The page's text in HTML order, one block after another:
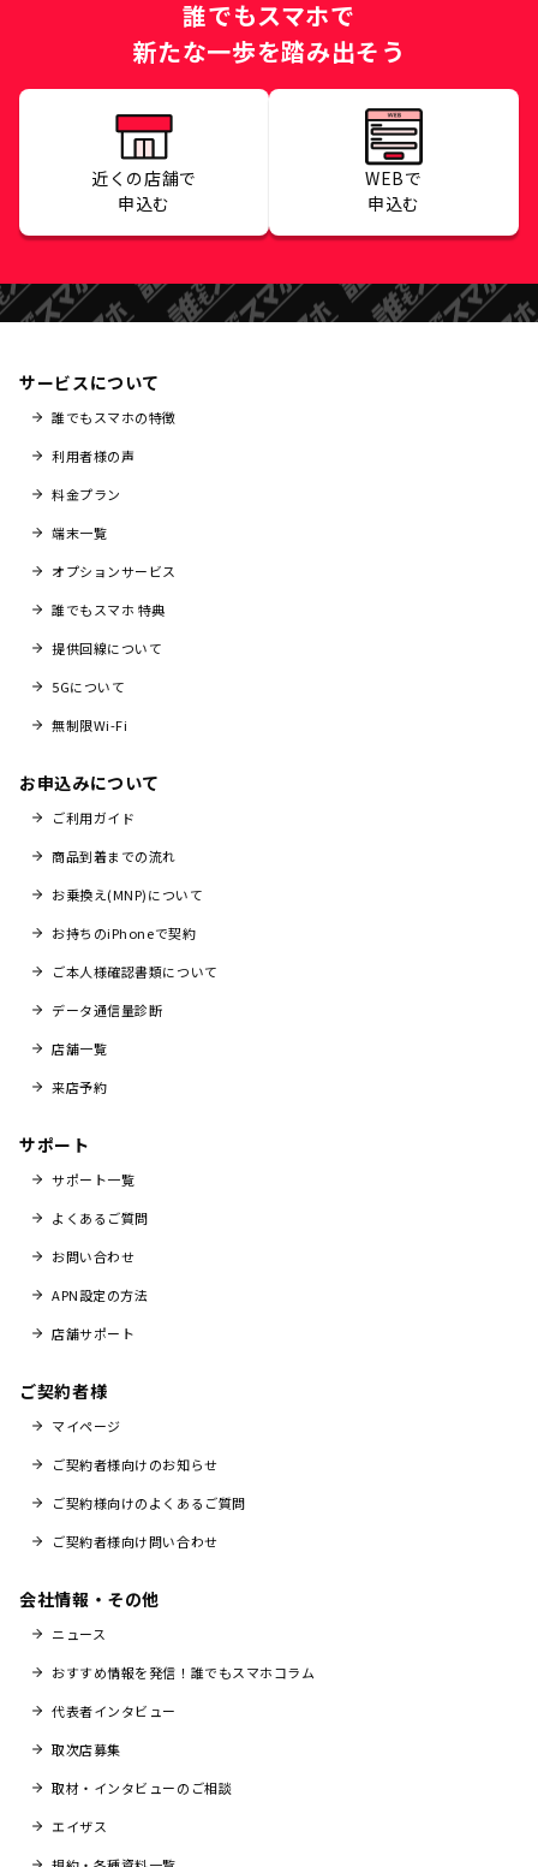
誰でもスマホで
新たな一歩を踏み出そう
近くの店舗で
申込む
WEBで
申込む
サービスについて
誰でもスマホの特徴
利用者様の声
料金プラン
端末一覧
オプションサービス
誰でもスマホ 特典
提供回線について
5Gについて
無制限Wi-Fi
お申込みについて
ご利用ガイド
商品到着までの流れ
お乗換え(MNP)について
お持ちのiPhoneで契約
ご本人様確認書類について
データ通信量診断
店舗一覧
来店予約
サポート
サポート一覧
よくあるご質問
お問い合わせ
APN設定の方法
店舗サポート
ご契約者様
マイページ
ご契約者様向けのお知らせ
ご契約様向けのよくあるご質問
ご契約者様向け問い合わせ
会社情報・その他
ニュース
おすすめ情報を発信！誰でもスマホコラム
代表者インタビュー
取次店募集
取材・インタビューのご相談
エイザス